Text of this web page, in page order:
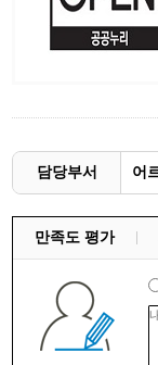
담당부서 어
만족도 평가